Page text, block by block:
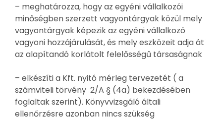
– meghatározza, hogy az egyéni vállalkozói
minőségben szerzett vagyontárgyak közül mely
vagyontárgyak képezik az egyéni vállalkozó
vagyoni hozzájárulását, és mely eszközeit adja át
az alapítandó korlátolt felelősségű társaságnak
– elkészíti a Kft. nyitó mérleg tervezetét ( a
számviteli törvény 2/A § (4a) bekezdésében
foglaltak szerint). Könyvvizsgáló általi
ellenőrzésre azonban nincs szükség